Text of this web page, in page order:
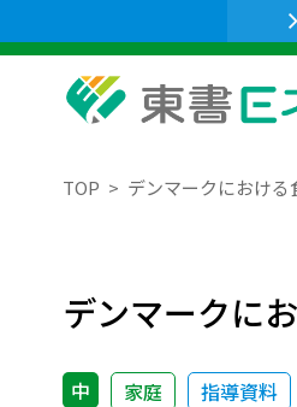
TOP デンマークにおける
デンマークに
中 家庭 指導資料